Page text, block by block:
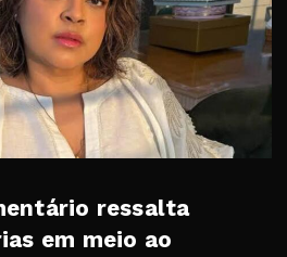
ressalta
em meio ao